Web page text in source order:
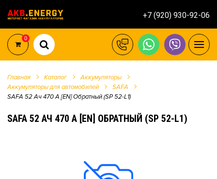
+7 (920) 930-92-06
0
Главная Каталог
Аккумуляторы
Аккумуляторы для автомобилей
SAFA
SAFA 52 Ач 470 А [EN] Обратный (SP 52-L1)
SAFA 52 АЧ 470 А [EN] ОБРАТНЫЙ (SP 52-L1)